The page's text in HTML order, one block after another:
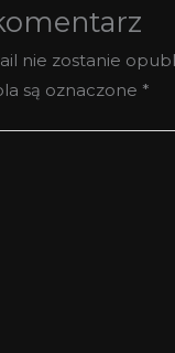
nie zostanie
są oznaczone *